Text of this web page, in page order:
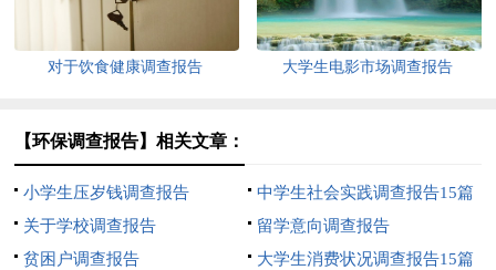
对于饮食健康调查报告 大学生电影市场调查报告
【环保调查报告】相关文章：
小学生压岁钱调查报告
中学生社会实践调查报告15篇
关于学校调查报告
留学意向调查报告
贫困户调查报告
大学生消费状况调查报告15篇